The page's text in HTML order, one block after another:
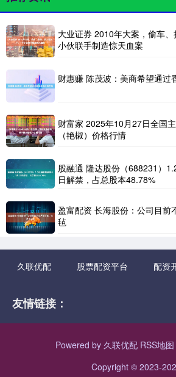
大业证券 2010年大案，偷车
小伙联手制造惊天血案
财惠赚 陈茂波：美商希望通过
财富家 2025年10月27日全国
（艳椒）价格行情
股融通 隆达股份（688231）
日解禁，占总股本48.78%
盈富配资 长海股份：公司目前
毡
久联优配 股票配资平台 配资
友情链接：
Powered by 久联优配 RSS地图
Copyright © 2023-